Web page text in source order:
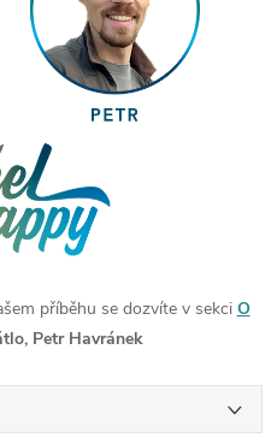
příběhu se dozvíte v sekci O
Petr Havránek